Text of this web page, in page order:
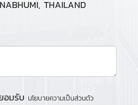
THAILAND
อมรับ นโยบายความเป็นส่วนตัว